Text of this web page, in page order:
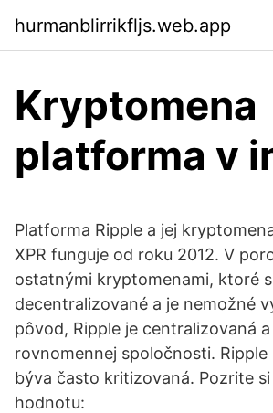
hurmanblirrikfljs.web.app
Kryptomena
platforma v
Platforma Ripple a jej
XPR funguje od roku 2012. V
ostatnými kryptomenami, ktoré
decentralizované a je nemožné
pôvod, Ripple je centralizovaná
rovnomennej spoločnosti. Ripple
býva často kritizovaná. Pozrite
hodnotu: